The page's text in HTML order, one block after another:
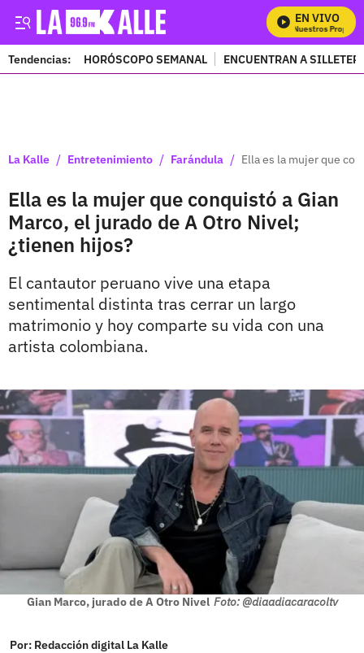
EN VIVO
Mira Todos Nuestros Programas
Tendencias: HORÓSCOPO SEMANAL ENCUENTRAN A
La Kalle / Entretenimiento / Farándula / Ella es la mujer que
Ella es la mujer que conquistó a Gian
Marco, el jurado de A Otro Nivel;
¿tienen hijos?
El cantautor peruano vive una etapa
sentimental distinta tras cerrar un largo
matrimonio y hoy comparte su vida con una
artista colombiana.
Gian Marco, jurado de A Otro Nivel Foto: @diaadiacaracoltv
Por: Redacción digital La Kalle